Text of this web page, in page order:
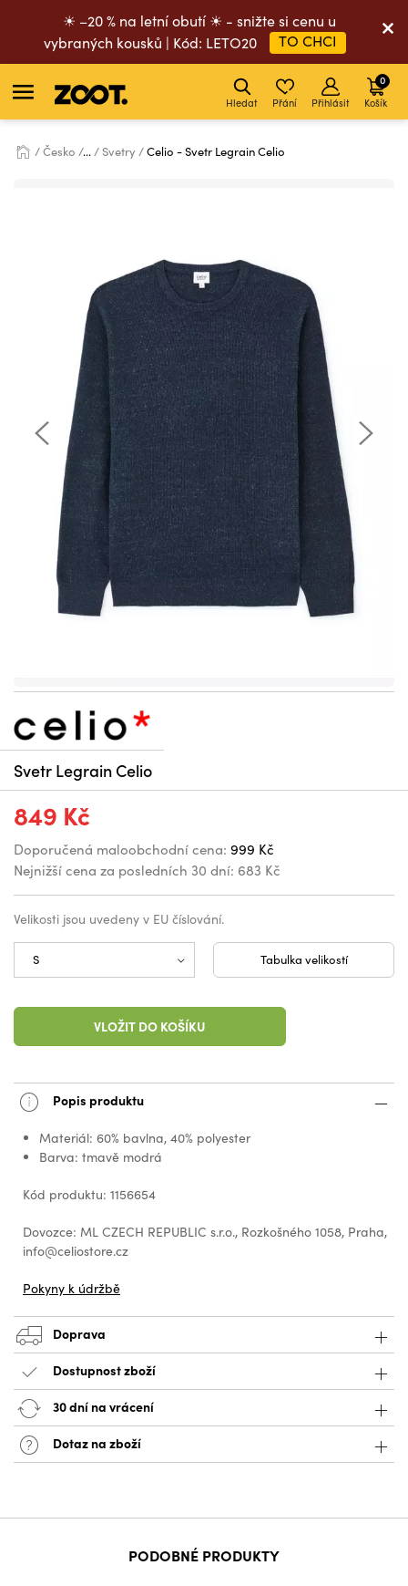
☀ –20 % na letní obutí ☀ - snižte si cenu u
vybraných kousků | Kód: LETO20
TO CHCI
Hledat Přání Přihlásit Košík
0
Česko ... Svetry Celio - Svetr Legrain Celio
Svetr Legrain Celio
849 Kč
Doporučená maloobchodní cena: 999 Kč
Nejnižší cena za posledních 30 dní: 683 Kč
Velikosti jsou uvedeny v EU číslování.
Tabulka velikostí
VLOŽIT DO KOŠÍKU
Popis produktu
Materiál: 60% bavlna, 40% polyester
Barva: tmavě modrá
Kód produktu: 1156654
Dovozce: ML CZECH REPUBLIC s.r.o., Rozkošného 1058, Praha,
info@celiostore.cz
Pokyny k údržbě
Doprava
Dostupnost zboží
30 dní na vrácení
Dotaz na zboží
PODOBNÉ PRODUKTY